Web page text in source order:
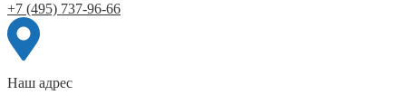
+7 (495) 737-96-66
Наш адрес